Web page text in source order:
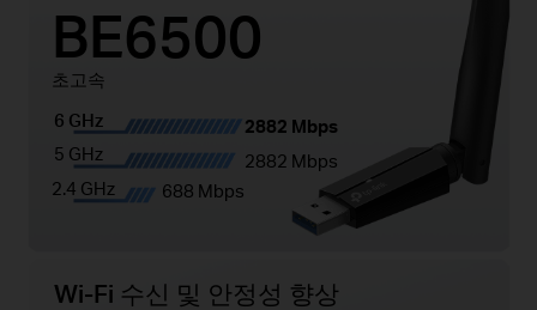
BE6500
초고속
2882 Mbps
2882 Mbps
688 Mbps
Wi-Fi 수신 및 안정성 향상
6 GHz
5 GHz
2.4 GHz